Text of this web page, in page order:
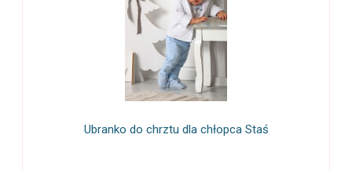
Ubranko do chrztu dla chłopca Staś